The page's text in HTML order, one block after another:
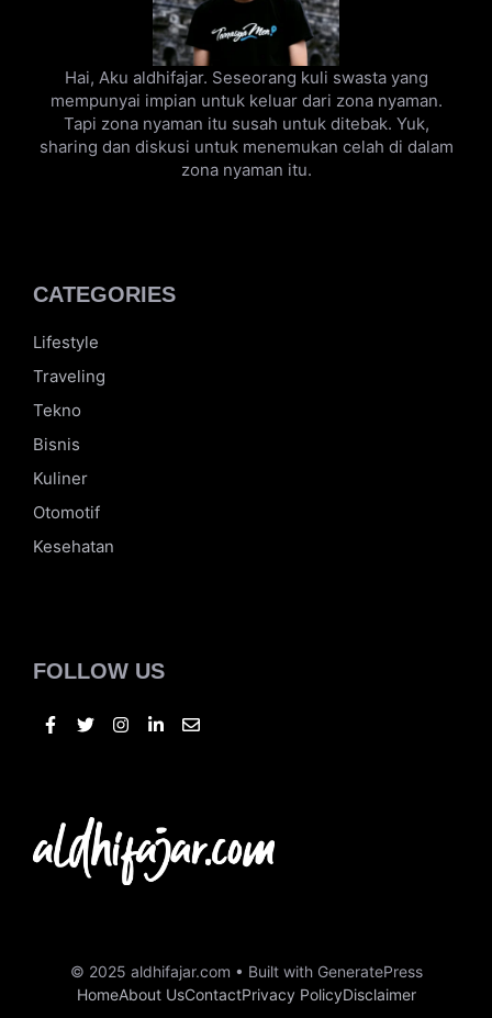
CATEGORIES
Lifestyle
Traveling
Tekno
Kesehatan